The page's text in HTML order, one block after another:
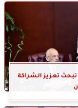
تبحث تعزيز الشراكة